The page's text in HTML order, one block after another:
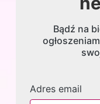
Bądź na
Adres email